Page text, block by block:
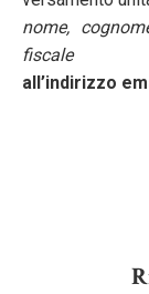
nome,
fiscale
all’indirizzo